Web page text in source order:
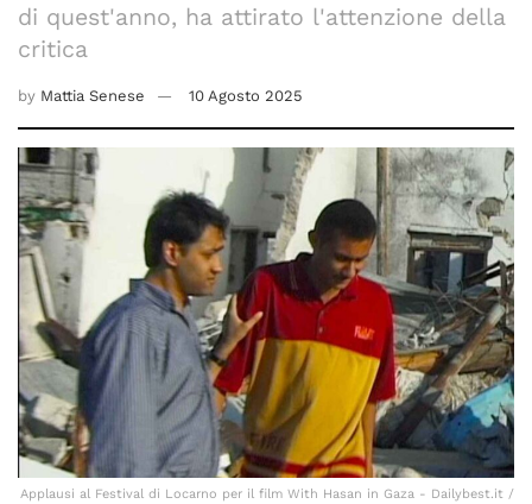
di quest'anno, ha attirato l'attenzione della
critica
by Mattia Senese 10 Agosto 2025
Applausi al Festival di Locarno per il film With Hasan in Gaza - Dailybest.it /